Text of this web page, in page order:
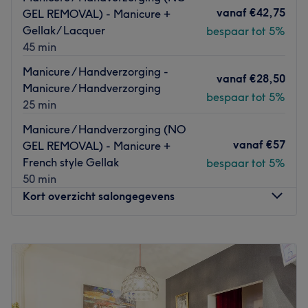
Go to venue
GEL REMOVAL) - Manicure +
Gellak/ Lacquer
45 min
vanaf €42,75
bespaar tot 5%
Manicure / Handverzorging -
Manicure / Handverzorging
25 min
vanaf €28,50
bespaar tot 5%
Manicure / Handverzorging (NO
GEL REMOVAL) - Manicure +
French style Gellak
50 min
vanaf €57
bespaar tot 5%
Kort overzicht salongegevens
09:00
Donderdag
–18:00
09:00
18:00